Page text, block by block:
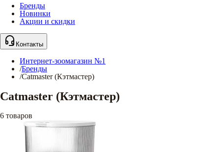
Бренды
Новинки
Акции и скидки
Контакты
Интернет-зоомагазин №1
/Бренды
/Catmaster (Кэтмастер)
Catmaster (Кэтмастер)
6 товаров